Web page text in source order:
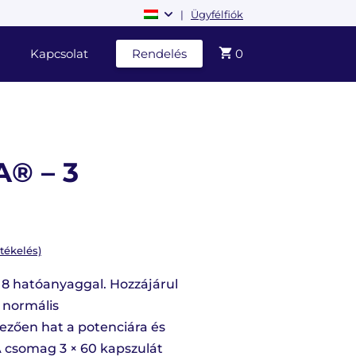
| Ügyfélfiók
Kapcsolat Rendelés 0
– 3
hatóanyaggal. Hozzájárul
normális
hat a potenciára és
3 × 60 kapszulát